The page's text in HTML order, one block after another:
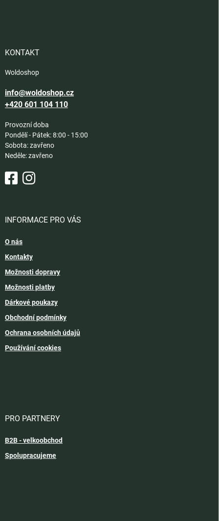
KONTAKT
Woldoshop
info@woldoshop.cz
+420 601 104 110
Provozní doba
Pondělí - Pátek: 8:00 - 15:00
Sobota: zavřeno
Neděle: zavřeno
INFORMACE PRO VÁS
O nás
Kontakty
Možnosti dopravy
Možnosti platby
Dárkové poukazy
Obchodní podmínky
Ochrana osobních údajů
Používání cookies
PRO PARTNERY
B2B - velkoobchod
Spolupracujeme